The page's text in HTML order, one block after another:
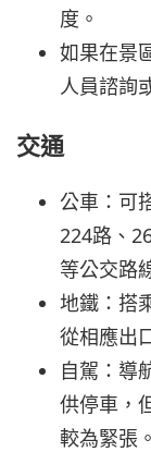
度。
如果在景
人員諮詢
交通
公車：可
224路、
等公交路
地鐵：搭
從相應出
自駕：導
供停車，
較為緊張。